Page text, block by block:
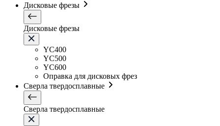
Дисковые фрезы
Дисковые фрезы
YC400
YC500
YC600
Оправка для дисковых фрез
Сверла твердосплавные
Сверла твердосплавные